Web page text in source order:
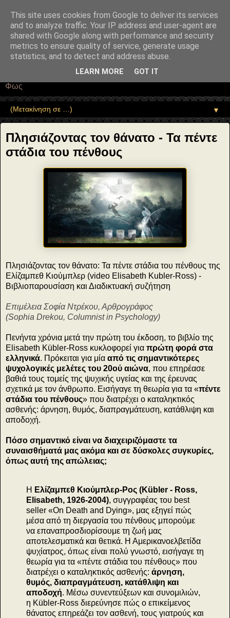
"potentialAction": { "@type": "ReadAction", "target":
"https://www.sophia-ntrekou.gr/2021/09/plisiazontas-ton-thanato-
Elisabeth-Kubler-Ross-On-Death-and-Dying.html" } }
Αέναη επΑνάσταση
• Επιστήμη • Ψυχολογία • Λογοτεχνία • Τέχνες • Θεολογία •
Φιλοσοφία • Στοχασμοί... για τη μνήμη, τον άνθρωπο και το
Φως
▼
Πλησιάζοντας τον θάνατο - Τα πέντε
στάδια του πένθους
Πλησιάζοντας τον θάνατο: Τα πέντε στάδια του πένθους της
Ελίζαμπεθ Κιούμπλερ (video Elisabeth Kubler-Ross) -
Βιβλιοπαρουσίαση και Διαδικτυακή συζήτηση
Επιμέλεια Σοφία Ντρέκου, Αρθρογράφος
(Sophia Drekou, Columnist in Psychology)
Πενήντα χρόνια μετά την πρώτη του έκδοση, το βιβλίο της
Elisabeth Kübler-Ross κυκλοφορεί για πρώτη φορά στα
ελληνικά. Πρόκειται για μία από τις σημαντικότερες
ψυχολογικές μελέτες του 20ού αιώνα, που επηρέασε
βαθιά τους τομείς της ψυχικής υγείας και της έρευνας
σχετικά με τον άνθρωπο. Εισήγαγε τη θεωρία για τα «πέντε
στάδια του πένθους» που διατρέχει ο καταληκτικός
ασθενής: άρνηση, θυμός, διαπραγμάτευση, κατάθλιψη και
αποδοχή.
Πόσο σημαντικό είναι να διαχειριζόμαστε τα
συναισθήματά μας ακόμα και σε δύσκολες συγκυρίες,
όπως αυτή της απώλειας;
Η Ελίζαμπεθ Κιούμπλερ-Ρος (Kübler - Ross,
Elisabeth, 1926-2004), συγγραφέας του best
seller «On Death and Dying», μας εξηγεί πώς
μέσα από τη διεργασία του πένθους μπορούμε
να επαναπροσδιορίσουμε τη ζωή μας
αποτελεσματικά και θετικά. Η Αμερικανοελβετίδα
ψυχίατρος, όπως είναι πολύ γνωστό, εισήγαγε τη
θεωρία για τα «πέντε στάδια του πένθους» που
διατρέχει ο καταληκτικός ασθενής: άρνηση,
θυμός, διαπραγμάτευση, κατάθλιψη και
αποδοχή. Μέσω συνεντεύξεων και συνομιλιών,
η Kübler-Ross διερεύνησε πώς ο επικείμενος
θάνατος επηρεάζει τον ασθενή, τους γιατρούς και
This site uses cookies from Google to deliver its services
and to analyze traffic. Your IP address and user-agent are
shared with Google along with performance and security
metrics to ensure quality of service, generate usage
statistics, and to detect and address abuse.
LEARN MORE GOT IT